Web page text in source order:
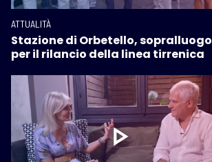
ATTUALITÀ
Stazione di Orbetello, sopralluogo
per il rilancio della linea tirrenica